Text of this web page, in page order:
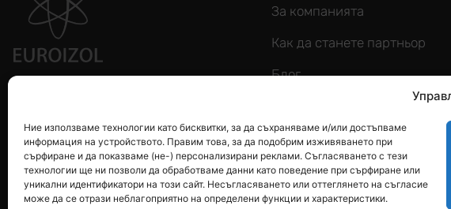
Ние използваме технологии като бисквитки, за да съхраняваме и/или достъпваме
информация на устройството. Правим това, за да подобрим изживяването при
сърфиране и да показваме (не-) персонализирани реклами. Съгласяването с тези
технологии ще ни позволи да обработваме данни като поведение при сърфиране или
уникални идентификатори на този сайт. Несъгласяването или оттеглянето на съгласие
може да се отрази неблагоприятно на определени функции и характеристики.
За компанията
Как да станете партньор
Блог
Общи условия за ползване
Политика за бисквитки
Документи и удостоверения